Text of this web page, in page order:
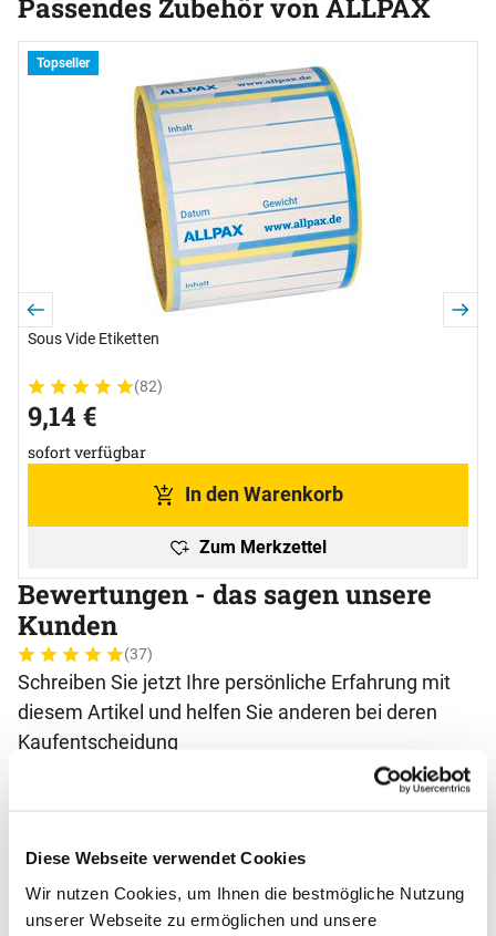
Diese Webseite verwendet Cookies
Wir nutzen Cookies, um Ihnen die bestmögliche Nutzung
unserer Webseite zu ermöglichen und unsere
Passendes Zubehör von ALLPAX
Zubehör überspringen
Topseller
Sous Vide Etiketten
Bewertung: 5 von 5 (82 Bewertungen)
82 Bewertungen
(82)
9,14 €
sofort verfügbar
In den Warenkorb
Zum Merkzettel
Bewertungen - das sagen unsere
Kunden
Bewertung: 5 von 5 (37 Bewertungen)
37 Bewertungen
(37)
Schreiben Sie jetzt Ihre persönliche Erfahrung mit
diesem Artikel und helfen Sie anderen bei deren
Kaufentscheidung
Permanent Marker für Vakuumbeutel, schwarz
5 von 5
Sehr gut